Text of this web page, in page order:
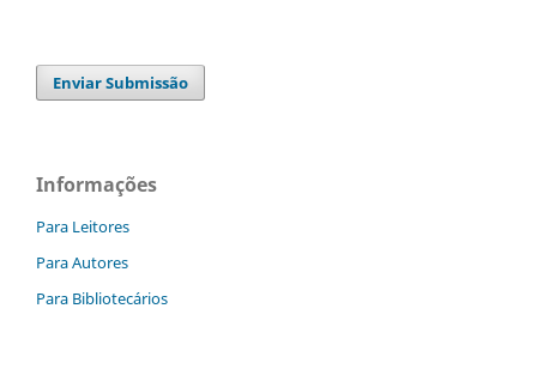
Enviar Submissão
Informações
Para Leitores
Para Autores
Para Bibliotecários